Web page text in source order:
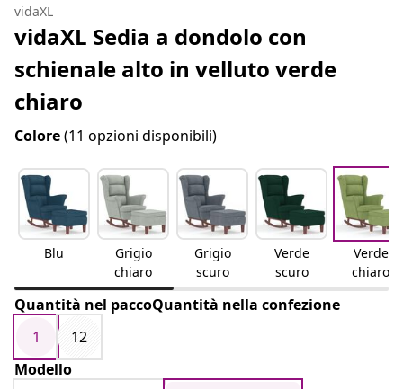
vidaXL
vidaXL Sedia a dondolo con
schienale alto in velluto verde
chiaro
Colore(11 opzioni disponibili)
Blu
Grigio
chiaro
Grigio
scuro
Verde
scuro
Verde
chiaro
Quantità nel paccoQuantità nella confezione
1
12
Modello